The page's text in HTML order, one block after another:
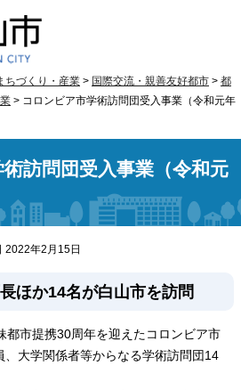
ちづくり・産業 > 国際交流・親善友好都市 > 都
> コロンビア市学術訪問団受入事業（令和元年
訪問団受入事業（令和元
年2月15日
ほか14名が白山市を訪問
都市提携30周年を迎えたコロンビア市
、大学関係者等からなる学術訪問団14